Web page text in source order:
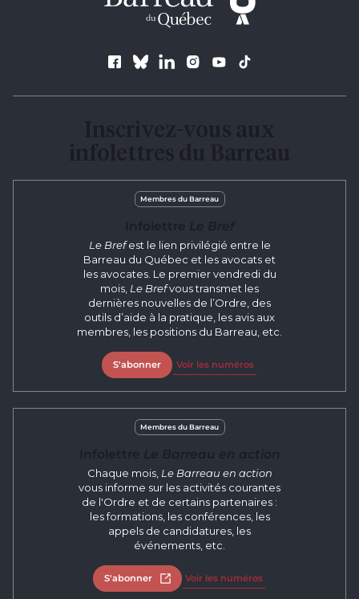
Suivez le Barreau
Membres du Barreau
Le Brefest le lien privilégié entre le
Barreau du Québec et les avocats et
les avocates. Le premier vendredi du
mois, Le Brefvous transmet les
dernières nouvelles de l’Ordre, des
outils d’aide à la pratique, les avis aux
membres, les positions du Barreau, etc.
S'abonner Voir les numéros
Membres du Barreau
Chaque mois, Le Barreau en action
vous informe sur les activités courantes
de l'Ordre et de certains partenaires :
les formations, les conférences, les
appels de candidatures, les
événements, etc.
S'abonner Ouvrir dans un nouvel onglet
Voir les numéros